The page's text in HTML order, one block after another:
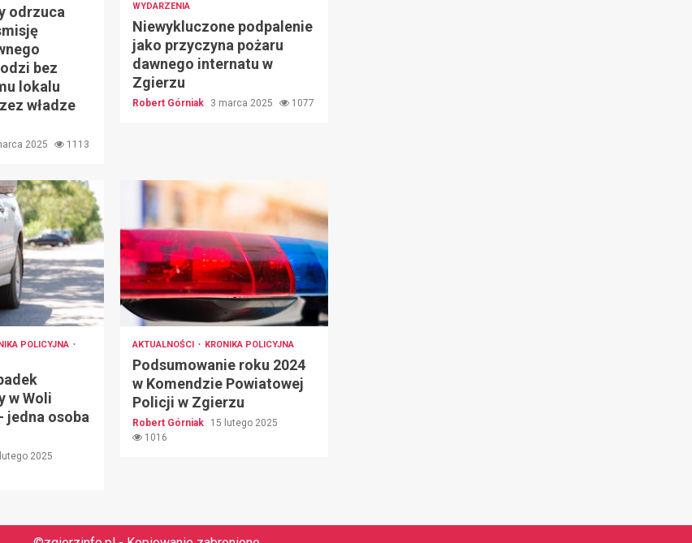
odrzuca
bez
lokalu
władze
2025 1113
WYDARZENIA
Niewykluczone podpalenie
jako przyczyna pożaru
dawnego internatu w
Zgierzu
Robert Górniak 3 marca 2025 1077
POLICYJNA
w Woli
jedna osoba
2025
AKTUALNOŚCI KRONIKA POLICYJNA
Podsumowanie roku 2024
w Komendzie Powiatowej
Policji w Zgierzu
Robert Górniak
15 lutego 2025
1016